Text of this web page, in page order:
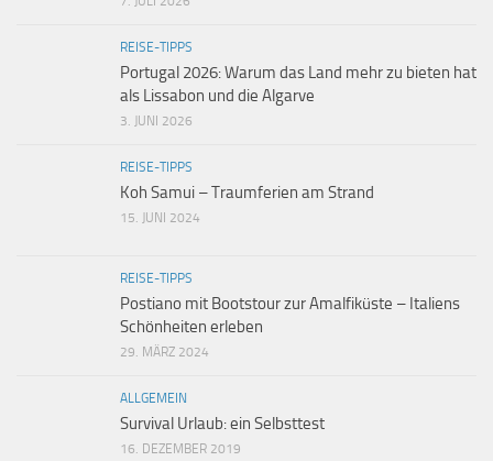
REISE-TIPPS
Portugal 2026: Warum das Land mehr zu bieten hat
als Lissabon und die Algarve
3. JUNI 2026
REISE-TIPPS
Koh Samui – Traumferien am Strand
15. JUNI 2024
REISE-TIPPS
Postiano mit Bootstour zur Amalfiküste – Italiens
Schönheiten erleben
29. MÄRZ 2024
ALLGEMEIN
Survival Urlaub: ein Selbsttest
16. DEZEMBER 2019